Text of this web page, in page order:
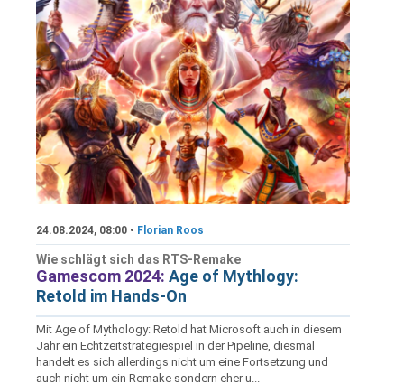
24.08.2024, 08:00 • Florian Roos
Wie schlägt sich das RTS-Remake
Gamescom 2024: Age of Mythlogy:
Retold im Hands-On
Mit Age of Mythology: Retold hat Microsoft auch in diesem
Jahr ein Echtzeitstrategiespiel in der Pipeline, diesmal
handelt es sich allerdings nicht um eine Fortsetzung und
auch nicht um ein Remake sondern eher u...